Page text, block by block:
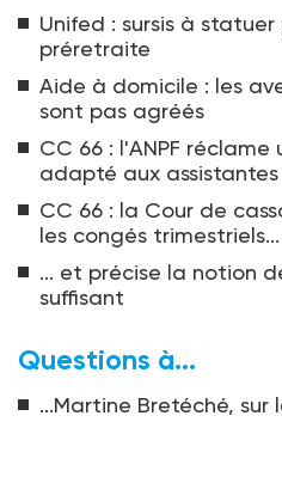
Unifed : sursis à
préretraite
Aide à domicile : les
sont pas agréés
CC 66 : l'ANPF
adapté aux
CC 66 : la Cour de
les congés trimestriels...
... et précise la notion
suffisant
Questions à...
...Martine Bretéché, sur